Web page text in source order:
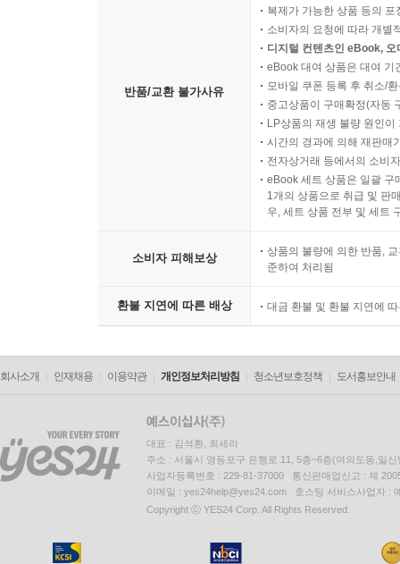
반품/교환 불가사유
복제가 가능한 상품 등의
소비자의 요청에 따라 개별
디지털 컨텐츠인 eBook,
eBook 대여 상품은 대여 기
모바일 쿠폰 등록 후 취소/
중고상품이 구매확정(자동
LP상품의 재생 불량 원인
시간의 경과에 의해 재판매
전자상거래 등에서의 소비
eBook 세트 상품은 일괄 구
1개의 상품으로 취급 및 판
우, 세트 상품 전부 및 세트
소비자 피해보상
상품의 불량에 의한 반품,
준하여 처리됨
환불 지연에 따른 배상 대금 환불 및 환불 지연에
회사소개 인재채용 이용약관 개인정보처리방침 청소년보호정책 도서홍보안내
대표 : 김석환, 최세라
주소 : 서울시 영등포구 은행로 11, 5층~6층(여의도동,일신
사업자등록번호 : 229-81-37000 통신판매업신고 : 제
이메일 : yes24help@yes24.com 호스팅 서비스사업자 :
Copyright ⓒ YES24 Corp. All Rights Reserved.